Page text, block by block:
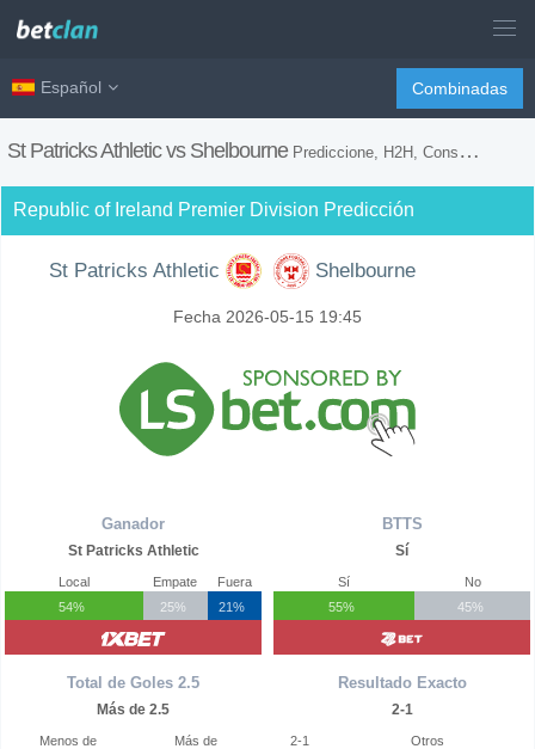
Español Combinadas
St Patricks Athletic vs Shelbourne Prediccione, H2H, Consejos de Apuestas y Previsión del Partido
Republic of Ireland Premier Division Predicción
St Patricks Athletic Shelbourne
Fecha 2026-05-15 19:45
Ganador
St Patricks Athletic
Local
54%
Empate
25%
Fuera
21%
Total de Goles 2.5
Más de 2.5
Menos de
Más de
BTTS
Sí
Sí
55%
No
45%
Resultado Exacto
2-1
2-1
Otros